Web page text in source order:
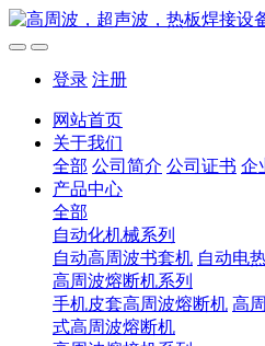
登录 注册
网站首页
关于我们
全部 公司简介 公司证书 企
产品中心
全部
自动化机械系列
自动高周波书套机 自动电
高周波熔断机系列
手机皮套高周波熔断机 高
式高周波熔断机